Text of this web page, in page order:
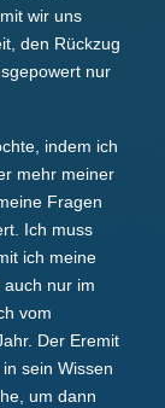
wir uns
den Rückzug
nur
indem ich
mehr meiner
Fragen
Ich muss
ich meine
nur im
vom
Der Eremit
sein Wissen
um dann